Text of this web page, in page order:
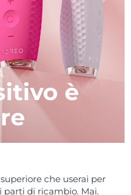
è
che userai per
parti di ricambio. Mai.